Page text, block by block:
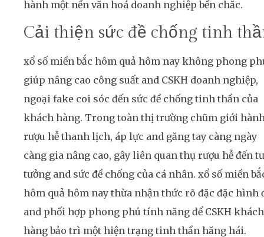
hành một nền văn hoá doanh nghiệp bền chắc.
Cải thiện sức đề chống tinh
xổ số miền bắc hôm quả hôm nay không phong
giúp nâng cao công suất and CSKH doanh nghiệp,
ngoại fake coi sóc đến sức đề chống tinh thần của
khách hàng. Trong toàn thị trường chũm giới
rượu hễ thanh lịch, áp lực and găng tay càng ngày
càng gia nâng cao, gây liên quan thụ rượu hễ đến tư
tưởng and sức đề chống của cá nhân. xổ số miền
hôm quả hôm nay thừa nhận thức rõ đặc đặc hình
and phối hợp phong phú tính năng để CSKH khách
hàng bảo trì một hiện trạng tinh thần hăng hái.